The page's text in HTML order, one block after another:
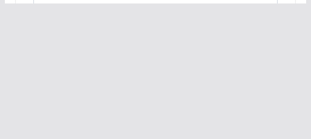
LOAD MORE